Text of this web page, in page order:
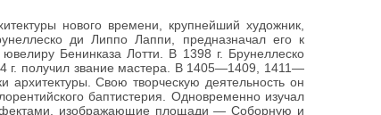
нового времени, крупнейший художник,
ди Липпо Лаппи, предназначал его к
Бенинказа Лотти. В 1398 г. Брунеллеско
г. получил звание мастера. В 1405—1409, 1411—
Свою творческую деятельность он
баптистерия. Одновременно изучал
изображающие площади — Соборную и